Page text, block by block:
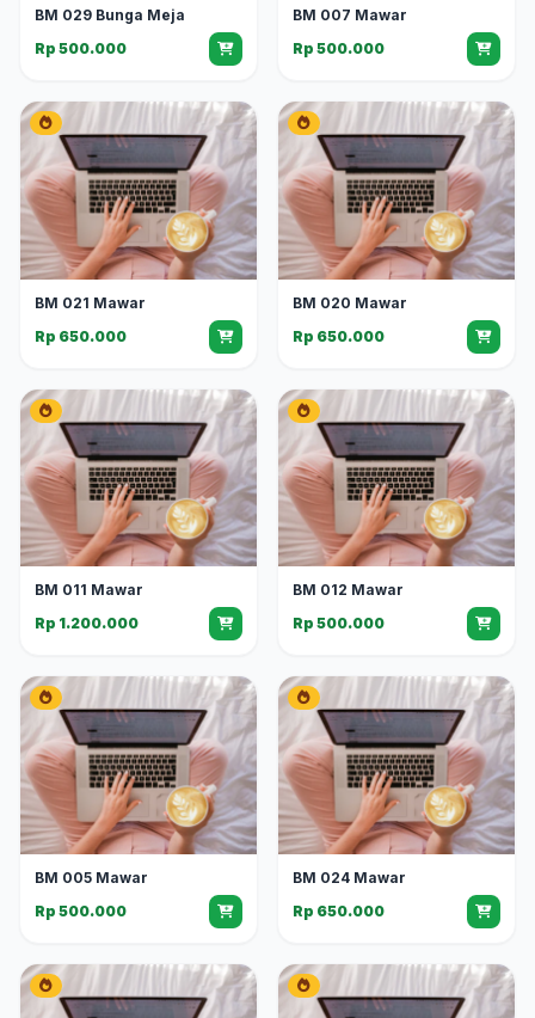
BM 029 Bunga Meja
Rp 500.000
BM 007 Mawar
Rp 500.000
BM 021 Mawar
Rp 650.000
BM 020 Mawar
Rp 650.000
BM 011 Mawar
Rp 1.200.000
BM 012 Mawar
Rp 500.000
BM 005 Mawar
Rp 500.000
BM 024 Mawar
Rp 650.000